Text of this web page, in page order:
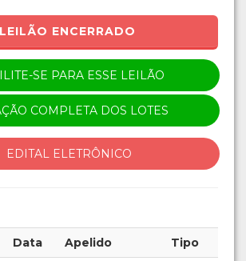
LEILÃO ENCERRADO
SE PARA ESSE LEILÃO
COMPLETA DOS LOTES
EDITAL ELETRÔNICO
Data Apelido Tipo